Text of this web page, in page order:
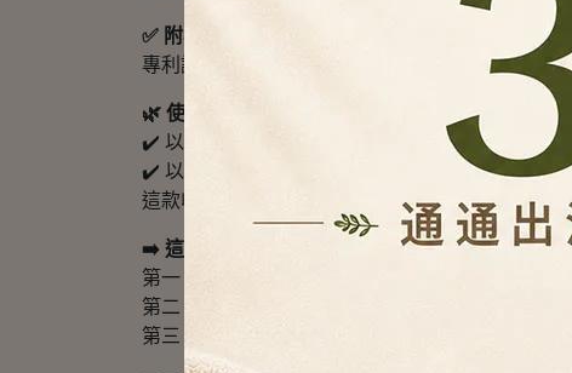
✅ 附專利證書及測試報告
專利證書與測試報告資訊，商品品質、結構、耐
🌿 使用後你會發現...
✔️ 以前貼身衣物塞在抽屜裡，拿一件亂一區；現
✔️ 以前保養品散在桌上，看起來很雜；現在一瓶
這款收納架不是只讓東西「放進去」，而是讓你
➡️ 這款最適合三種人：
第一，貼身衣物常常找不到的人。
第二，化妝台、桌面小物太多的人。
第三，租屋、宿舍、衣櫃空間不大，但想要快速整